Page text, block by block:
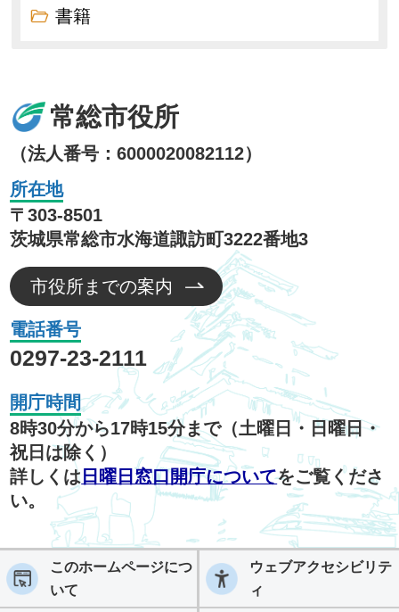
書籍
常総市役所
（法人番号：6000020082112）
所在地
〒303-8501
茨城県常総市水海道諏訪町3222番地3
市役所までの案内
電話番号
0297-23-2111
開庁時間
8時30分から17時15分まで（土曜日・日曜日・
祝日は除く）
詳しくは 日曜日窓口開庁についてをご覧くださ
い。
このホームページにつ
いて
ウェブアクセシビリテ
ィ